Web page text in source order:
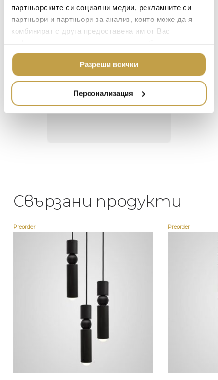
партньорските си социални медии, рекламните си
партньори и партньори за анализ, които може да я
комбинират с друга предоставена им от Вас
ползването от Ваша страна на услугите им.
Разреши всички
Персонализация
за
за
Много интересни
предложения! Любезен
персонал.
Един
Свързани продукти
Preorder Preorder
ИЗКУСТВО И КНИГИ
ВИСОК КЛАС
МЕБЕЛИ
ПОДАРЪЦИ
ASSOULINE
SELETTI
DOLCE & GABBANA
ETHNICRAFT
ZUIVER
DUTCHBONE